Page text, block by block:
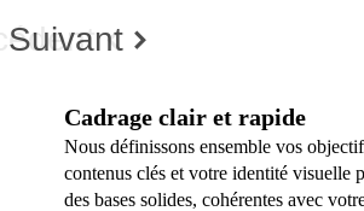
Suivant
Cadrage clair et rapide
Nous définissons ensemble vos
contenus clés et votre identité visuelle
des bases solides, cohérentes avec